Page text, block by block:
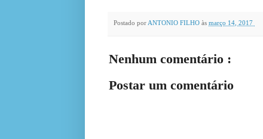
Postado por ANTONIO FILHO às março 14, 2017
Nenhum comentário :
Postar um comentário